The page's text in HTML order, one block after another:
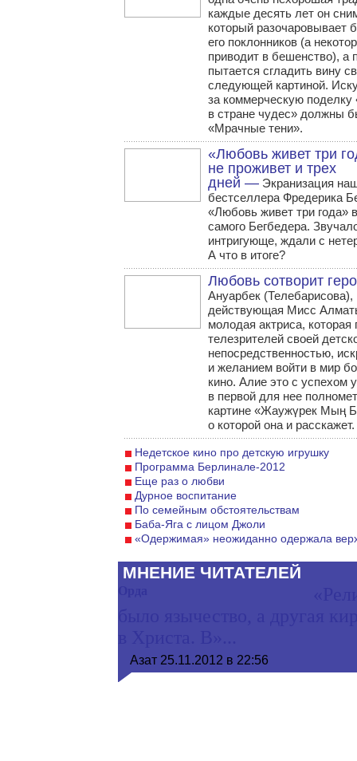
каждые десять лет он
который разочаровывает
его поклонников (а
приводит в бешенство), а
пытается сгладить вину
следующей картиной.
за коммерческую поделку
в стране чудес» должны
«Мрачные тени».
«Любовь живет три
не проживет и трех
дней — Экранизация
бестселлера Фредерика
«Любовь живет три года»
самого Бегбедера.
интригующе, ждали с
А что в итоге?
Любовь сотворит
Ануарбек (Телебарисова),
действующая Мисс
молодая актриса, которая
телезрителей своей
непосредственностью,
и желанием войти в мир
кино. Алие это с успехом
в первой для нее
картине «Жаужүрек Мың
о которой она и расскажет.
Недетское кино про детскую игрушку
Программа Берлинале-2012
Еще раз о любви
Дурное воспитание
По семейным обстоятельствам
Баба-Яга с лицом Джоли
«Одержимая» неожиданно одержала
МНЕНИЕ ЧИТАТЕЛЕЙ
Азат 25.11.2012 в 22:56